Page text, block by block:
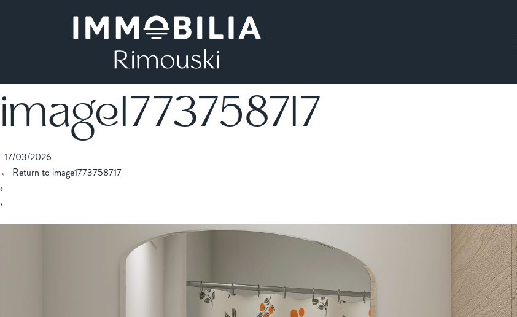
image1773758717
| 17/03/2026
← Return to image1773758717
‹
›